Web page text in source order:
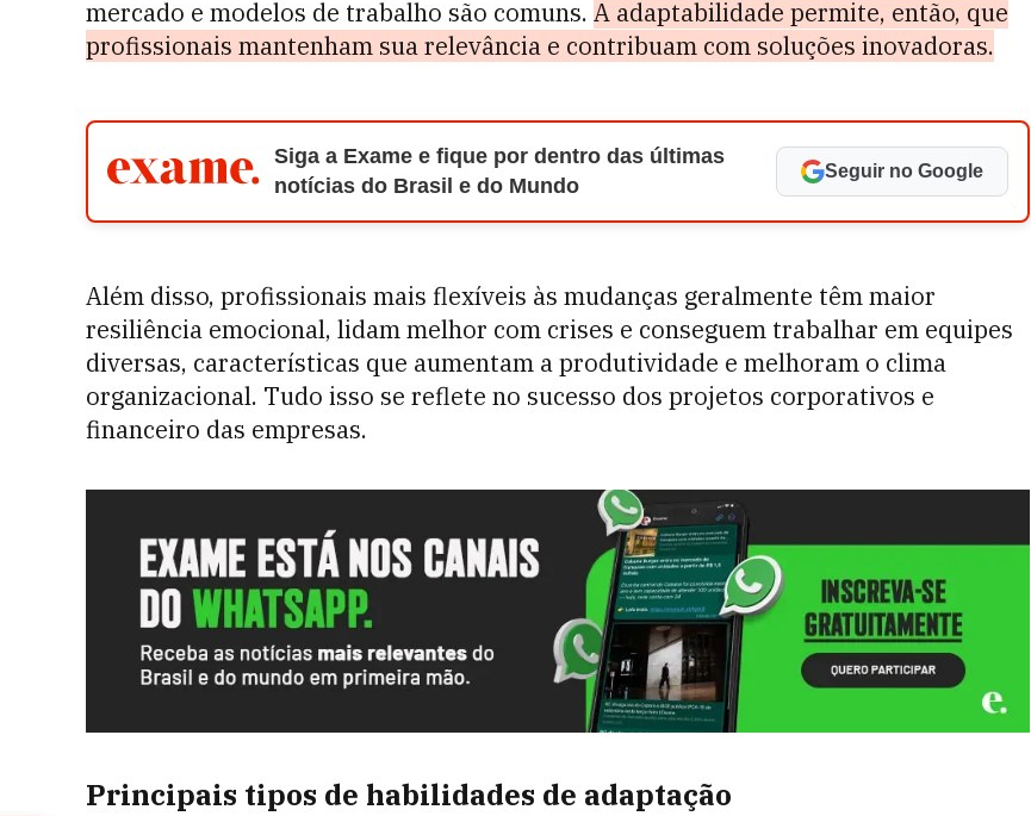
mercado e modelos de trabalho são comuns. A adaptabilidade permite, então, que
profissionais mantenham sua relevância e contribuam com soluções inovadoras.
Siga a Exame e fique por dentro das últimas
notícias do Brasil e do Mundo
Seguir no Google
Além disso, profissionais mais flexíveis às mudanças geralmente têm maior
resiliência emocional, lidam melhor com crises e conseguem trabalhar em equipes
diversas, características que aumentam a produtividade e melhoram o clima
organizacional. Tudo isso se reflete no sucesso dos projetos corporativos e
financeiro das empresas.
Principais tipos de habilidades de adaptação